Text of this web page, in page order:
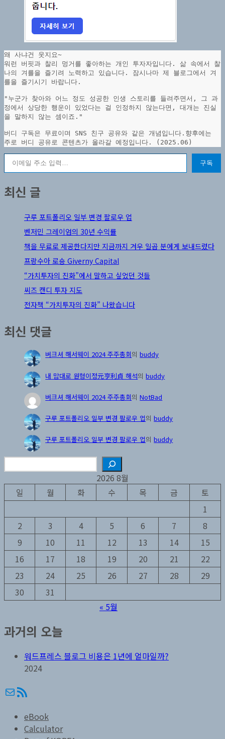
왜 사냐건 웃지요~
워런 버핏과 찰리 멍거를 좋아하는 개인 투자자입니다. 삶 속에서 찰
나의 겨를을 즐기려 노력하고 있습니다. 잠시나마 제 블로그에서 겨
를을 즐기시기 바랍니다.
"누군가 찾아와 어느 정도 성공한 인생 스토리를 들려주면서, 그 과
정에서 상당한 행운이 있었다는 걸 인정하지 않는다면, 대개는 진실
을 말하지 않는 셈이죠."
버디 구독은 무료이며 SNS 친구 공유와 같은 개념입니다.향후에는
주로 버디 공유로 콘텐츠가 올라갈 예정입니다. (2025.06)
이메일 주소 입력…
구독
최신 글
구루 포트폴리오 일부 변경 팔로우 업
벤저민 그레이엄의 30년 수익률
책을 무료로 제공한다지만 지금까지 겨우 일곱 분에게 보내드렸다
프랑수아 로숑 Giverny Capital
“가치투자의 진화”에서 말하고 싶었던 것들
씨즈 캔디 투자 지도
전자책 “가치투자의 진화” 나왔습니다
최신 댓글
버크셔 해서웨이 2024 주주총회의buddy
내 맘대로 원형이정元亨利貞 해석의buddy
버크셔 해서웨이 2024 주주총회의NotBad
구루 포트폴리오 일부 변경 팔로우 업의buddy
구루 포트폴리오 일부 변경 팔로우 업의buddy
색
2026 8월
일
월 화 수 목 금
토
1
2
3 4 5 6 7
8
9
10 11 12 13 14
15
16
17 18 19 20 21
22
23
24 25 26 27 28
29
30
31
« 5월
과거의 오늘
워드프레스 블로그 비용은 1년에 얼마일까?
2024
메일RSS
eBook
Calculator